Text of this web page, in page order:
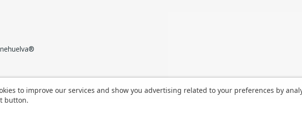
to improve our services and show you advertising related to your preferences by
button.